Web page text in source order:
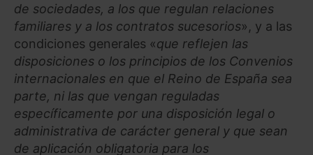
de sociedades, a los que regulan relaciones
familiares y a los contratos sucesorios», y a las
condiciones generales «que reflejen las
disposiciones o los principios de los Convenios
internacionales en que el Reino de España sea
parte, ni las que vengan reguladas
específicamente por una disposición legal o
administrativa de carácter general y que sean
de aplicación obligatoria para los